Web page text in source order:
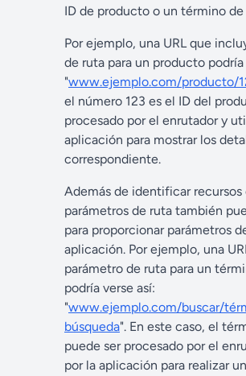
ID de producto o un término de
Por ejemplo, una URL que
de ruta para un producto podría
"www.ejemplo.com/producto/
el número 123 es el ID del
procesado por el enrutador y
aplicación para mostrar los
correspondiente.
Además de identificar
parámetros de ruta también
para proporcionar parámetros
aplicación. Por ejemplo, una
parámetro de ruta para un
podría verse así:
"www.ejemplo.com/buscar/
búsqueda". En este caso, el
puede ser procesado por el
por la aplicación para realizar